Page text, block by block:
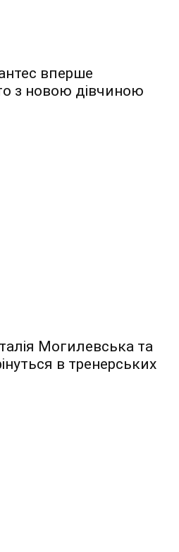
вперше
з новою дівчиною
Могилевська та
в тренерських